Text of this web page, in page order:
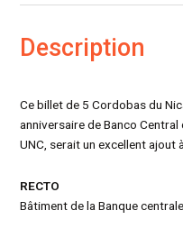
Description
Ce billet de 5 Cordobas du
anniversaire de Banco
UNC, serait un excellent ajout
RECTO
Bâtiment de la Banque